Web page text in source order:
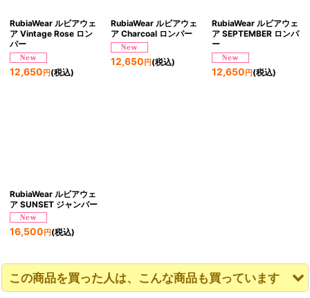
RubiaWear ルビアウェ
ア Vintage Rose ロン
パー
12,650 円 (税込)
RubiaWear ルビアウェ
ア Charcoal ロンパー
12,650 円(税込)
RubiaWear ルビアウェ
ア SEPTEMBER ロンパ
ー
12,650 円(税込)
RubiaWear ルビアウェ
ア SUNSET ジャンパー
16,500 円 (税込)
この商品を買った人は、こんな商品も買っています